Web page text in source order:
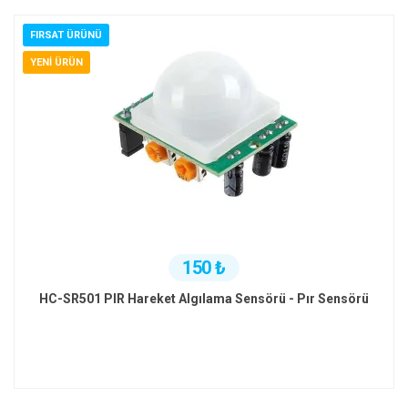
FIRSAT ÜRÜNÜ
YENI ÜRÜN
150 ₺
HC-SR501 PIR Hareket Algılama Sensörü - Pır Sensörü